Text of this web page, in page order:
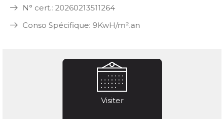
N° cert.: 20260213511264
Conso Spécifique: 9KwH/m².an
Visiter